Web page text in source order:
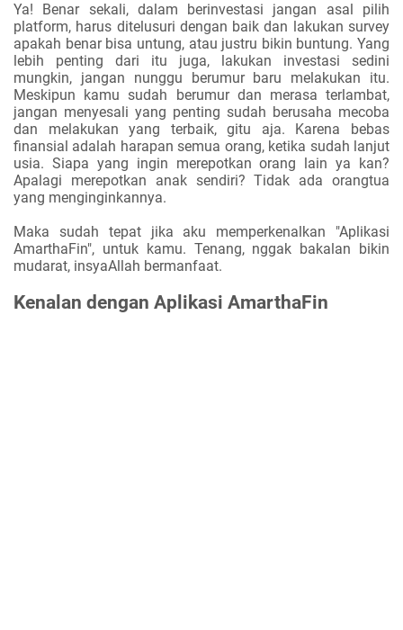
Ya! Benar sekali, dalam berinvestasi jangan asal pilih
platform, harus ditelusuri dengan baik dan lakukan survey
apakah benar bisa untung, atau justru bikin buntung. Yang
lebih penting dari itu juga, lakukan investasi sedini
mungkin, jangan nunggu berumur baru melakukan itu.
Meskipun kamu sudah berumur dan merasa terlambat,
jangan menyesali yang penting sudah berusaha mecoba
dan melakukan yang terbaik, gitu aja. Karena bebas
finansial adalah harapan semua orang, ketika sudah lanjut
usia. Siapa yang ingin merepotkan orang lain ya kan?
Apalagi merepotkan anak sendiri? Tidak ada orangtua
yang menginginkannya.
Maka sudah tepat jika aku memperkenalkan "Aplikasi
AmarthaFin", untuk kamu. Tenang, nggak bakalan bikin
mudarat, insyaAllah bermanfaat.
Kenalan dengan Aplikasi AmarthaFin